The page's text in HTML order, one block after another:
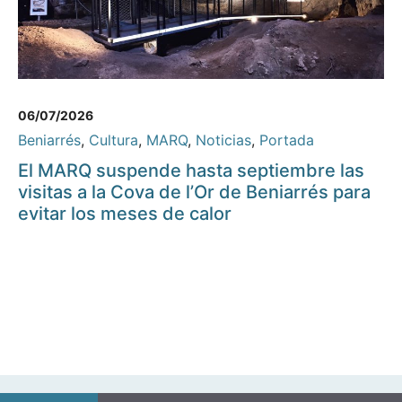
06/07/2026
Beniarrés, Cultura, MARQ, Noticias, Portada
El MARQ suspende hasta septiembre las
visitas a la Cova de l’Or de Beniarrés para
evitar los meses de calor